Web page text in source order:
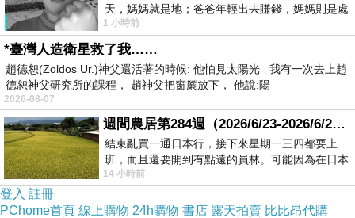
【老楊方塊酥】霜鹽奶油方塊酥
淡藍色包裝設計簡約有質感
天，媽媽就是地；爸爸年輕出去賺錢，媽媽則是處
理家務，職業不分高低貴賤，只有人品才
1 小時前
*臺灣人造衛星救了我……
趙德恕(Zoldos Ur.)神父還活著的時候: 他怕見太陽光 我有一次去上趙
德恕神父研究所的課程， 趙神父把窗簾放下， 他說:陽
2026-08-07
週間農居第284週（2026/6/23-2026/6/24) 夏至 金黃稻浪洋溢豐收喜悅
結束亂買一通日本行，接下來星期一三四都要上
班，而且還要開到有點遠的員林。可能因為在日本
花不少錢，星期一出門上班時，心裡沒有一
14 小時前
登入 註冊
PChome首頁 線上購物 24h購物 書店 露天拍賣 比比昂代購